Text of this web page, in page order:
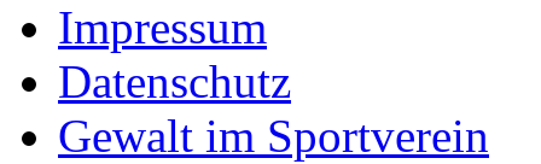
Impressum
Datenschutz
Gewalt im Sportverein